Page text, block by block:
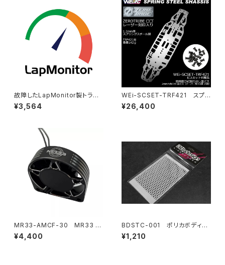
故障したLapMonitor製トラン
スポンダー（税別定価5,400円
のもの）割引にて新品交換
¥3,564
WEi-SCSET-TRF421 スプリ
ングスチールシャーシ＆ビスセッ
ト TRF421用
¥26,400
MR33-AMCF-30 MR33 ア
ルミ ムーンスタイル ハイスピー
ドクーリングファン 30mm
¥4,400
BDSTC-001 ポリカボディ塗
装用ステンシル 【Holes】
¥1,210